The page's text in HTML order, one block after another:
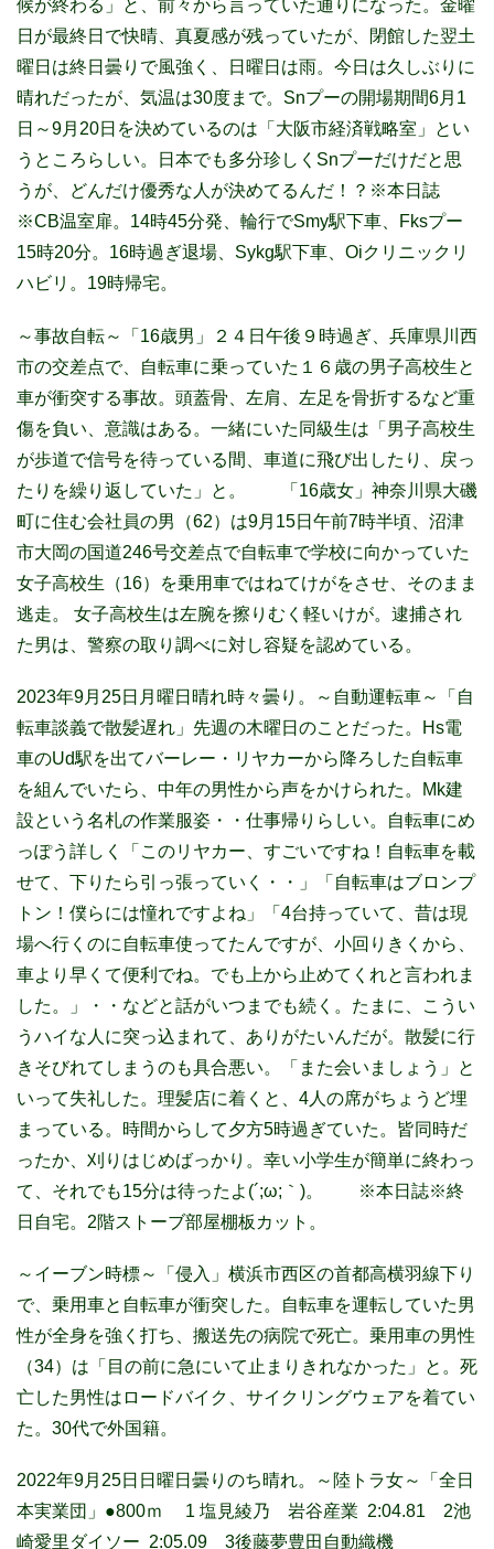
候が終わる」と、前々から言っていた通りになった。金曜
日が最終日で快晴、真夏感が残っていたが、閉館した翌土
曜日は終日曇りで風強く、日曜日は雨。今日は久しぶりに
晴れだったが、気温は30度まで。Snプーの開場期間6月1
日～9月20日を決めているのは「大阪市経済戦略室」とい
うところらしい。日本でも多分珍しくSnプーだけだと思
うが、どんだけ優秀な人が決めてるんだ！？※本日誌
※CB温室扉。14時45分発、輪行でSmy駅下車、Fksプー
15時20分。16時過ぎ退場、Sykg駅下車、Oiクリニックリ
ハビリ。19時帰宅。
～事故自転～「16歳男」２４日午後９時過ぎ、兵庫県川西
市の交差点で、自転車に乗っていた１６歳の男子高校生と
車が衝突する事故。頭蓋骨、左肩、左足を骨折するなど重
傷を負い、意識はある。一緒にいた同級生は「男子高校生
が歩道で信号を待っている間、車道に飛び出したり、戻っ
たりを繰り返していた」と。
「16歳女」神奈川県大磯
町に住む会社員の男（62）は9月15日午前7時半頃、沼津
市大岡の国道246号交差点で自転車で学校に向かっていた
女子高校生（16）を乗用車ではねてけがをさせ、そのまま
逃走。 女子高校生は左腕を擦りむく軽いけが。逮捕され
た男は、警察の取り調べに対し容疑を認めている。
2023年9月25日月曜日晴れ時々曇り。～自動運転車～「自
転車談義で散髪遅れ」先週の木曜日のことだった。Hs電
車のUd駅を出てバーレー・リヤカーから降ろした自転車
を組んでいたら、中年の男性から声をかけられた。Mk建
設という名札の作業服姿・・仕事帰りらしい。自転車にめ
っぽう詳しく「このリヤカー、すごいですね！自転車を載
せて、下りたら引っ張っていく・・」「自転車はブロンプ
トン！僕らには憧れですよね」「4台持っていて、昔は現
場へ行くのに自転車使ってたんですが、小回りきくから、
車より早くて便利でね。でも上から止めてくれと言われま
した。」・・などと話がいつまでも続く。たまに、こうい
うハイな人に突っ込まれて、ありがたいんだが。散髪に行
きそびれてしまうのも具合悪い。「また会いましょう」と
いって失礼した。理髪店に着くと、4人の席がちょうど埋
まっている。時間からして夕方5時過ぎていた。皆同時だ
ったか、刈りはじめばっかり。幸い小学生が簡単に終わっ
て、それでも15分は待ったよ(´;ω;｀)。 ※本日誌※終
日自宅。2階ストーブ部屋棚板カット。
～イーブン時標～「侵入」横浜市西区の首都高横羽線下り
で、乗用車と自転車が衝突した。自転車を運転していた男
性が全身を強く打ち、搬送先の病院で死亡。乗用車の男性
（34）は「目の前に急にいて止まりきれなかった」と。死
亡した男性はロードバイク、サイクリングウェアを着てい
た。30代で外国籍。
2022年9月25日日曜日曇りのち晴れ。～陸トラ女～「全日
本実業団」●800ｍ 1 塩見綾乃 岩谷産業 2:04.81 2池
崎愛里ダイソー 2:05.09 3後藤夢豊田自動織機